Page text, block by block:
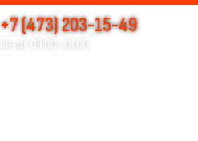
+7 (473) 203-15-49
пн-пт 09.00-18.00